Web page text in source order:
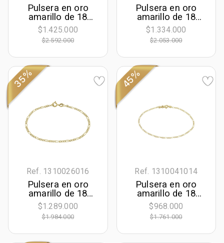
Pulsera en oro
amarillo de 18
Kilates, 21 cm. de
largo, 2.30 mm. de
ancho
$1.425.000
$2.592.000
Pulsera en oro
amarillo de 18
Kilates, 21 cm. de
largo, 2 mm. de
ancho
$1.334.000
$2.053.000
35%
Ref. 1310026016
Pulsera en oro
amarillo de 18
Kilates, 19 cm. de
largo, 2.30 mm. de
ancho
$1.289.000
$1.984.000
45%
Ref. 1310041014
Pulsera en oro
amarillo de 18
Kilates, 18 cm. de
largo, 1.70 mm. de
ancho
$968.000
$1.761.000